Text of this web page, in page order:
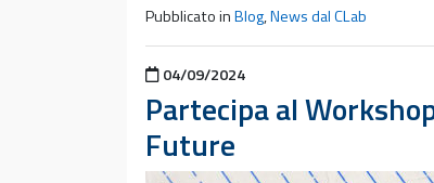
Pubblicato inBlog,News dal CLab
Pubblicato il
04/09/2024
Partecipa al
Future